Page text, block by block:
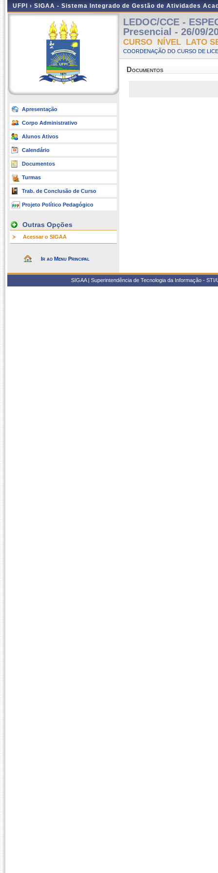
UFPI › SIGAA - Sistema Integrado de Gestão de Atividades
Apresentação
Corpo Administrativo
Alunos Ativos
Calendário
Documentos
Turmas
Trab. de Conclusão de Curso
Projeto Político Pedagógico
Outras Opções
Acessar o SIGAA
Ir ao Menu Principal
LEDOC/CCE -
Presencial - 26/09/
CURSO NÍVEL LATO
COORDENAÇÃO DO CURSO DE
Documentos
SIGAA | Superintendência de Tecnologia da Informação -